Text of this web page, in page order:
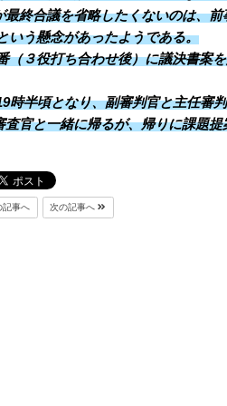
最終合議を省略したくないのは、
いう懸念があったようである。
（３役打ち合わせ後）に議決書案
時半頃となり、副審判官と主任審
査官と一緒に帰るが、帰りに課題
記事へ 次の記事へ